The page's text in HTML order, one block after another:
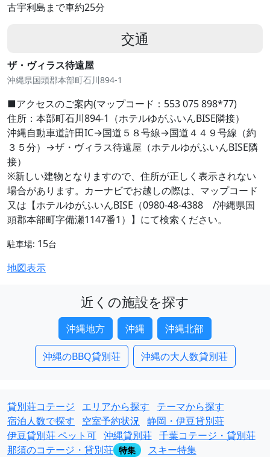
古宇利島まで車約25分
交通
ザ・ヴィラス待遠屋
沖縄県国頭郡本部町石川894-1
■アクセスのご案内(マップコード：553 075 898*77)
住所：本部町石川894-1（ホテルゆがふいんBISE隣接）
沖縄自動車道許田IC→国道５８号線→国道４４９号線（約
３５分）→ザ・ヴィラス待遠屋（ホテルゆがふいんBISE隣
接）
※新しい建物となりますので、住所が正しく表示されない
場合があります。カーナビでお越しの際は、マップコード
又は【ホテルゆがふいんBISE（0980-48-4388 /沖縄県国
頭郡本部町字備瀬1147番1）】にて検索ください。
駐車場: 15台
地図表示
近くの施設を探す
沖縄地方 沖縄 沖縄北部
沖縄のBBQ貸別荘 沖縄の大人数貸別荘
貸別荘コテージ エリアから探す
テーマから探す
宿泊人数で探す
空室予約状況 静岡・伊豆貸別荘
伊豆貸別荘 ペット可 沖縄貸別荘 千葉コテージ・貸別荘
那須のコテージ・貸別荘 特集
スキー特集